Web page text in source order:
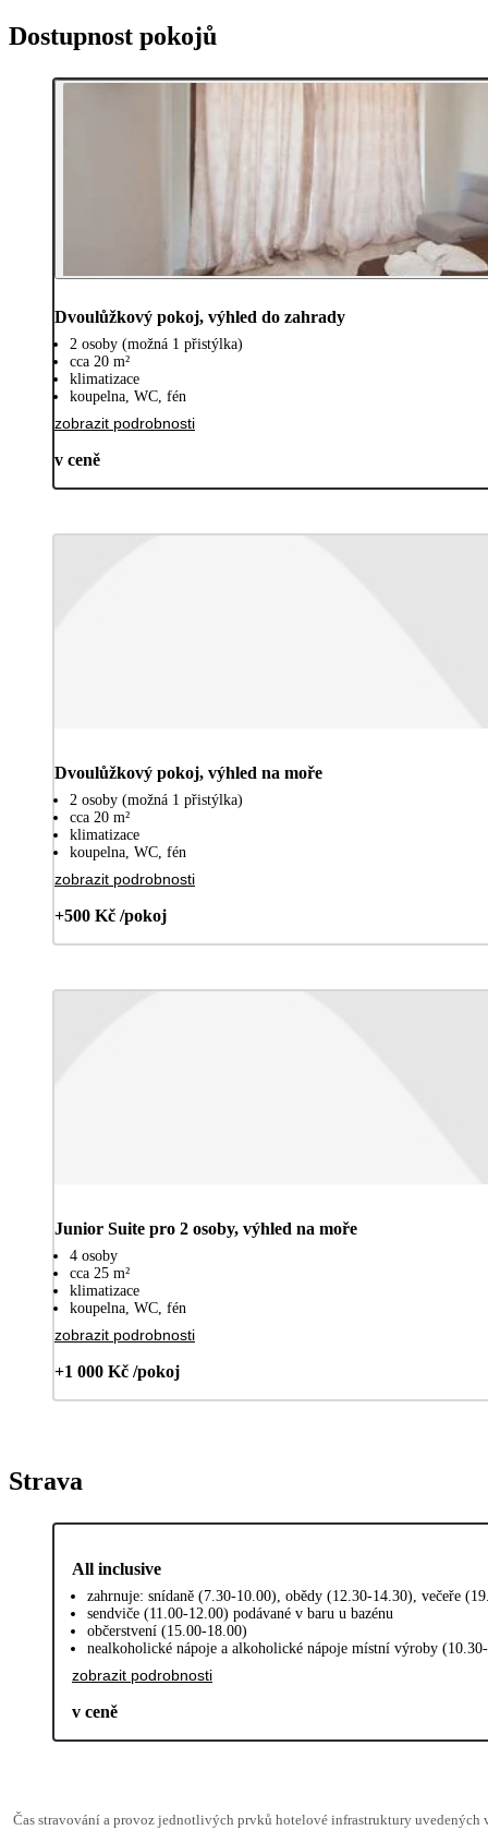
Dostupnost pokojů
Dvoulůžkový pokoj, výhled do zahrady
2 osoby (možná 1 přistýlka)
cca 20 m²
klimatizace
koupelna, WC, fén
zobrazit podrobnosti
v ceně
Dvoulůžkový pokoj, výhled na moře
2 osoby (možná 1 přistýlka)
cca 20 m²
klimatizace
koupelna, WC, fén
zobrazit podrobnosti
+500 Kč /pokoj
Junior Suite pro 2 osoby, výhled na moře
4 osoby
cca 25 m²
klimatizace
koupelna, WC, fén
zobrazit podrobnosti
+1 000 Kč /pokoj
Strava
All inclusive
zahrnuje: snídaně (7.30-10.00), obědy (12.30-14.30), večeře
sendviče (11.00-12.00) podávané v baru u bazénu
občerstvení (15.00-18.00)
nealkoholické nápoje a alkoholické nápoje místní výroby
zobrazit podrobnosti
v ceně
Čas stravování a provoz jednotlivých prvků hotelové infrastruktury uvedených